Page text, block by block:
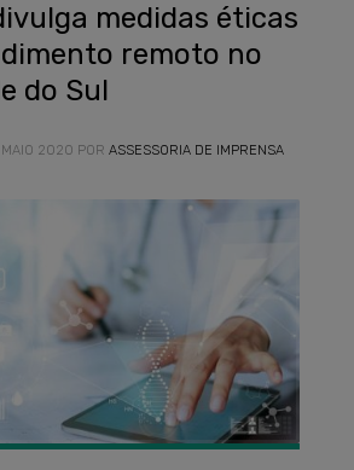
medidas éticas
remoto no
do Sul
MAIO 2020 POR ASSESSORIA DE IMPRENSA